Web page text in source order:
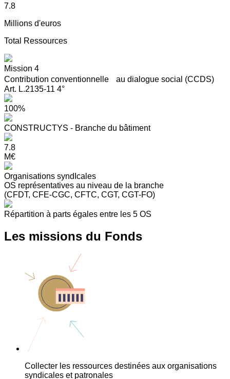
7.8
Millions d'euros
Total Ressources
Mission 4
Contribution conventionnelle au dialogue social (CCDS)
Art. L.2135-11 4°
100%
CONSTRUCTYS - Branche du bâtiment
7.8
M€
Organisations syndIcales
OS représentatives au niveau de la branche
(CFDT, CFE-CGC, CFTC, CGT, CGT-FO)
Répartition à parts égales entre les 5 OS
Les missions du Fonds
Collecter les ressources destinées aux organisations
syndicales et patronales